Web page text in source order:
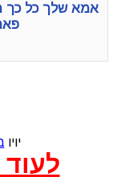
אמא שלך כל כך
יויו